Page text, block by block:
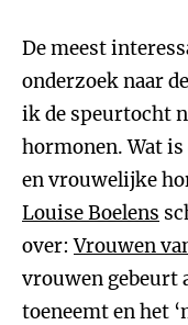
De meest
onderzoek naar
ik de speurtocht
hormonen. Wat
en vrouwelijke
Louise Boelens
over:Vrouwen
vrouwen gebeurt
toeneemt en het